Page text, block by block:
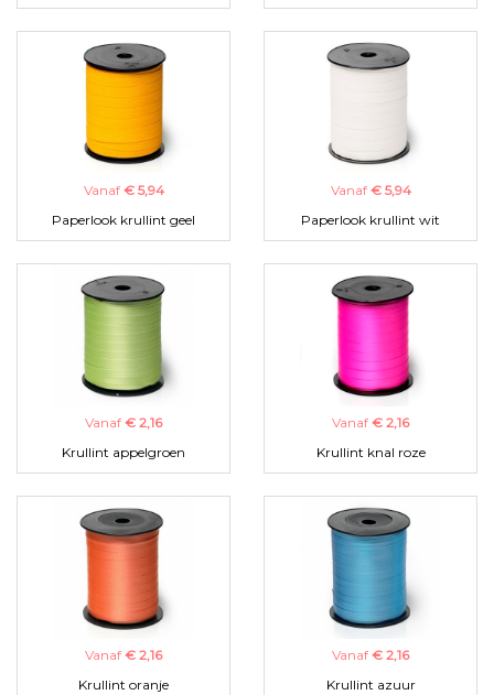
Vanaf € 5,94
Paperlook krullint geel
Vanaf € 5,94
Paperlook krullint wit
Vanaf € 2,16
Krullint appelgroen
Vanaf € 2,16
Krullint knal roze
Vanaf € 2,16
Krullint oranje
Vanaf € 2,16
Krullint azuur